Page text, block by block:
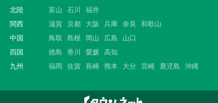
北陸
富山 石川
福井
関西
滋賀 京都 大阪 兵庫 奈良
和歌山
中国
鳥取 島根 岡山 広島
山口
四国
徳島 香川 愛媛 高知
九州
福岡 佐賀 長崎 熊本 大分 宮崎 鹿児島 沖縄